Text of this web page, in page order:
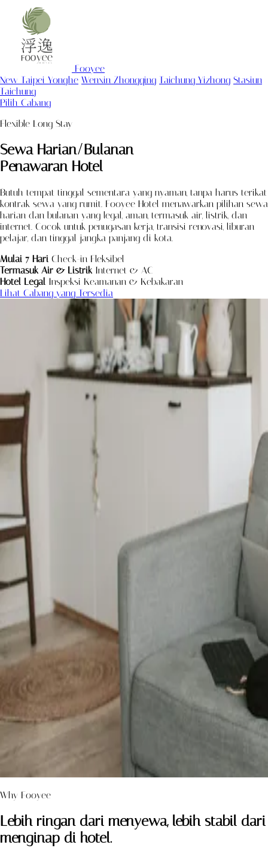
Fooyee
New Taipei Yonghe Wenxin Zhongqing Taichung Yizhong Stasiun
Taichung
Pilih Cabang
Flexible Long Stay
Sewa Harian/Bulanan
Penawaran Hotel
Butuh tempat tinggal sementara yang nyaman, tanpa harus terikat
kontrak sewa yang rumit. Fooyee Hotel menawarkan pilihan sewa
harian dan bulanan yang legal, aman, termasuk air, listrik, dan
internet. Cocok untuk penugasan kerja, transisi renovasi, liburan
pelajar, dan tinggal jangka panjang di kota.
Mulai 7 Hari Check-in Fleksibel
Termasuk Air & ListrikInternet & AC
Hotel Legal Inspeksi Keamanan & Kebakaran
Lihat Cabang yang Tersedia
Why Fooyee
Lebih ringan dari menyewa, lebih stabil dari
menginap di hotel.